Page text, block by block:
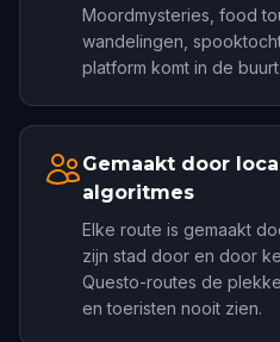
Moordmysteries, food
wandelingen,
platform komt in de buurt.
Gemaakt door
algoritmes
Elke route is gemaakt
zijn stad door en door
Questo-routes de
en toeristen nooit zien.